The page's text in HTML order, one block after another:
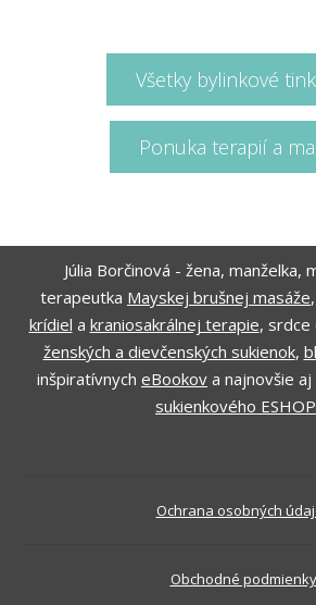
Všetky bylinkové
Ponuka terapií a
Júlia Borčinová - žena, manželka,
terapeutka Mayskej brušnej masáže,
krídiel a kraniosakrálnej terapie, srdce
ženských a dievčenských sukienok,
inšpiratívnych eBookov a najnovšie
sukienkového
Ochrana osobných
Obchodné podmienky